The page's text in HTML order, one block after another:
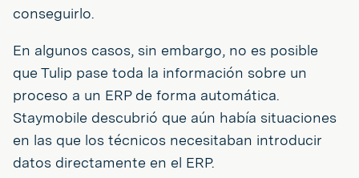
conseguirlo.
En algunos casos, sin embargo, no es posible
que Tulip pase toda la información sobre un
proceso a un ERP de forma automática.
Staymobile descubrió que aún había situaciones
en las que los técnicos necesitaban introducir
datos directamente en el ERP.